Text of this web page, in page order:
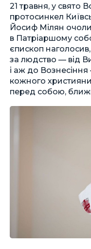
21 травня, у свято
протосинкел
Йосиф Мілян
в Патріаршому
єпископ
за людство — від
і аж до
кожного
перед собою,